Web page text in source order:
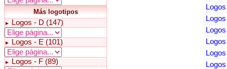
Más logotipos
► Logos - D (147)
► Logos - E (101)
► Logos - F (89)